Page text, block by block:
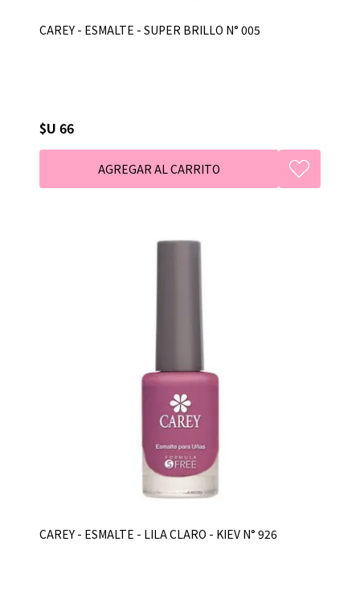
CAREY - ESMALTE - SUPER BRILLO N° 005
$U 66
CAREY - ESMALTE - LILA CLARO - KIEV N° 926